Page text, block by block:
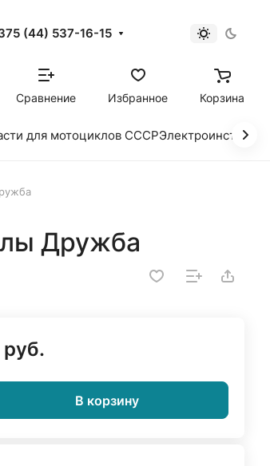
(44) 537-16-15
Сравнение Избранное Корзина
для мотоциклов СССР
Дружба
В корзину